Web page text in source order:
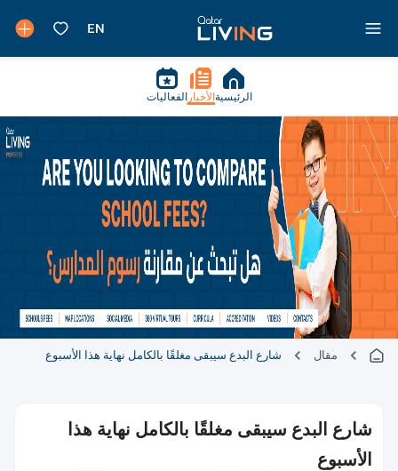
الرئيسية الأخبار الفعاليات
مقال شارع البدع سيبقى مغلقًا بالكامل نهاية هذا الأسبوع
شارع البدع سيبقى مغلقًا بالكامل نهاية هذا
الأسبوع